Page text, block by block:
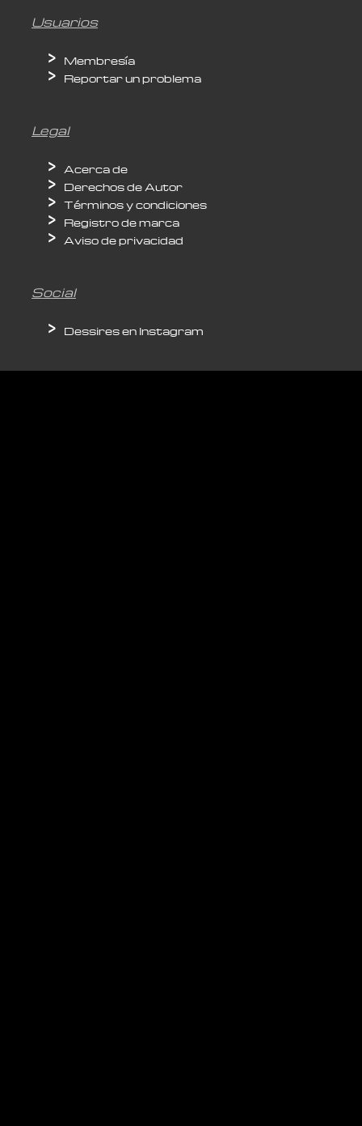
Usuarios
Membresía
Reportar un problema
Legal
Acerca de
Derechos de Autor
Términos y condiciones
Registro de marca
Aviso de privacidad
Social
Dessires en Instagram